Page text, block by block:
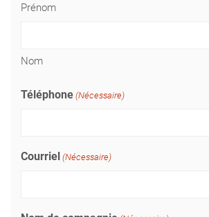
Prénom
Nom
Téléphone (Nécessaire)
Courriel (Nécessaire)